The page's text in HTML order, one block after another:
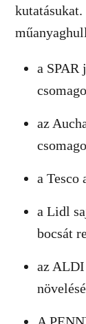
a SPAR
az
a Tesco
a Lidl
bocsát
az ALDI